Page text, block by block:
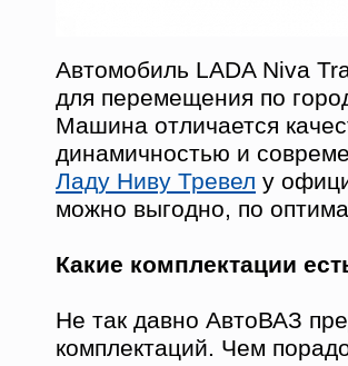
Автомобиль LADA Niva
для перемещения по
Машина отличается
динамичностью и
Ладу Ниву Тревел у
можно выгодно, по
Какие комплектации
Не так давно АвтоВАЗ
комплектаций. Чем